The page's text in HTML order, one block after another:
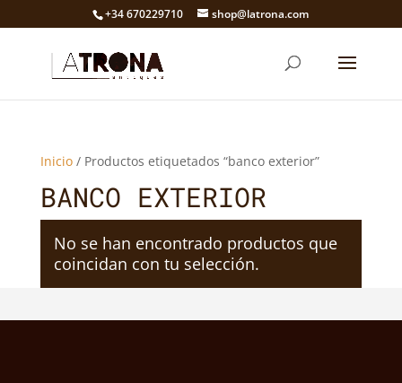
+34 670229710 shop@latrona.com
Inicio/ Productos etiquetados “banco exterior”
BANCO EXTERIOR
No se han encontrado productos que
coincidan con tu selección.